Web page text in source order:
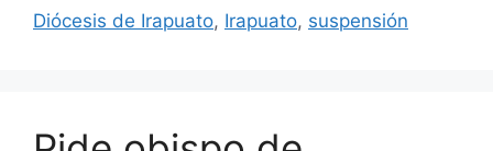
Diócesis de Irapuato, Irapuato, suspensión